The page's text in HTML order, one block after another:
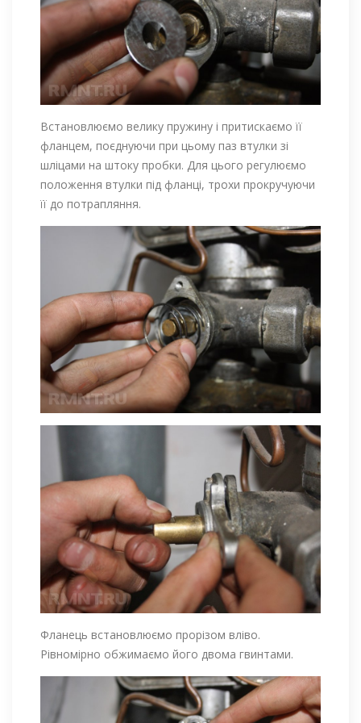
Встановлюємо велику пружину і притискаємо її
фланцем, поєднуючи при цьому паз втулки зі
шліцами на штоку пробки. Для цього регулюємо
положення втулки під фланці, трохи прокручуючи
її до потрапляння.
Фланець встановлюємо прорізом вліво.
Рівномірно обжимаємо його двома гвинтами.